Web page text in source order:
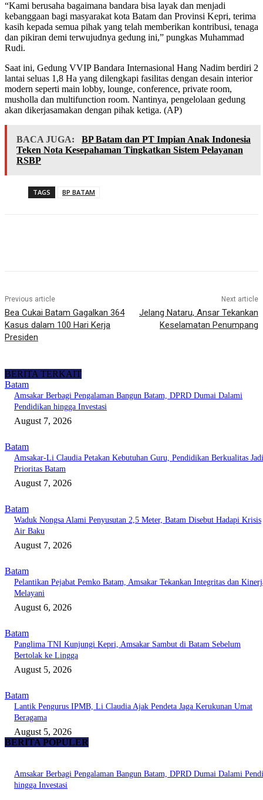
“Kami berusaha bagaimana bandara bisa layak dan menjadi
kebanggaan bagi masyarakat kota Batam dan Provinsi Kepri, terima
kasih kepada semua pihak yang telah memberikan kontribusi, tenaga
dan pikiran demi terwujudnya gedung ini,” pungkas Muhammad
Rudi.
Saat ini, Gedung VVIP Bandara Internasional Hang Nadim berdiri 2
lantai seluas 1,8 Ha yang dilengkapi fasilitas dengan desain interior
modern seperti main lobby, lounge, conference, private room,
musholla dan multifunction room. Nantinya, pengelolaan gedung
akan dikerjasamakan dengan pihak ketiga. (AP)
BACA JUGA:
BP Batam dan PT Impian Anak Indonesia
Teken Nota Kesepahaman Tingkatkan Sistem Pelayanan
RSBP
TAGS BP BATAM
Previous article
Bea Cukai Batam Gagalkan 364
Kasus dalam 100 Hari Kerja
Presiden
Next article
Jelang Nataru, Ansar Tekankan
Keselamatan Penumpang
BERITA TERKAIT
Batam
Amsakar Berbagi Pengalaman Bangun Batam, DPRD Dumai Dalami
Pendidikan hingga Investasi
August 7, 2026
Batam
Amsakar-Li Claudia Petakan Kebutuhan Guru, Pendidikan Berkualitas Jadi
Prioritas Batam
August 7, 2026
Batam
Waduk Nongsa Alami Penyusutan 2,5 Meter, Batam Disebut Hadapi Krisis
Air Baku
August 7, 2026
Batam
Pelantikan Pejabat Pemko Batam, Amsakar Tekankan Integritas dan
Melayani
August 6, 2026
Batam
Panglima TNI Kunjungi Kepri, Amsakar Sambut di Batam Sebelum
Bertolak ke Lingga
August 5, 2026
Batam
Lantik Pengurus IPMB, Li Claudia Ajak Pendeta Jaga Kerukunan Umat
Beragama
August 5, 2026
BERITA POPULER
Amsakar Berbagi Pengalaman Bangun Batam, DPRD Dumai Dalami
hingga Investasi